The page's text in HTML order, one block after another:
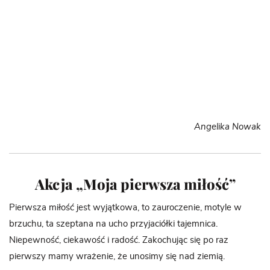
Angelika Nowak
Akcja „Moja pierwsza miłość”
Pierwsza miłość jest wyjątkowa, to zauroczenie, motyle w
brzuchu, ta szeptana na ucho przyjaciółki tajemnica.
Niepewność, ciekawość i radość. Zakochując się po raz
pierwszy mamy wrażenie, że unosimy się nad ziemią.